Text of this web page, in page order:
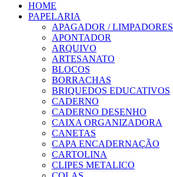
HOME
PAPELARIA
APAGADOR / LIMPADORES
APONTADOR
ARQUIVO
ARTESANATO
BLOCOS
BORRACHAS
BRIQUEDOS EDUCATIVOS
CADERNO
CADERNO DESENHO
CAIXA ORGANIZADORA
CANETAS
CAPA ENCADERNAÇÃO
CARTOLINA
CLIPES METALICO